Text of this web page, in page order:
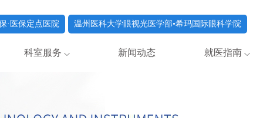
·医保定点医院 温州医科大学眼视光医学部•希玛国际眼科学院
科室服务 新闻动态 就医指南